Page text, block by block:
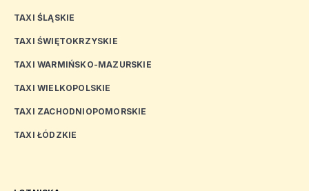
TAXI ŚLĄSKIE
TAXI ŚWIĘTOKRZYSKIE
TAXI WARMIŃSKO-MAZURSKIE
TAXI WIELKOPOLSKIE
TAXI ZACHODNIOPOMORSKIE
TAXI ŁÓDZKIE